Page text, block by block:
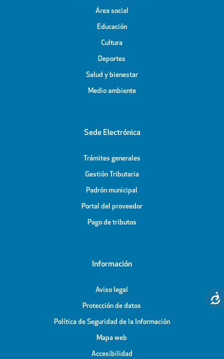
Área social
Educación
Cultura
Deportes
Salud y bienestar
Medio ambiente
Sede Electrónica
Trámites generales
Gestión Tributaria
Padrón municipal
Portal del proveedor
Pago de tributos
Información
Aviso legal
Protección de datos
Política de Seguridad de la Información
Mapa web
Accesibilidad